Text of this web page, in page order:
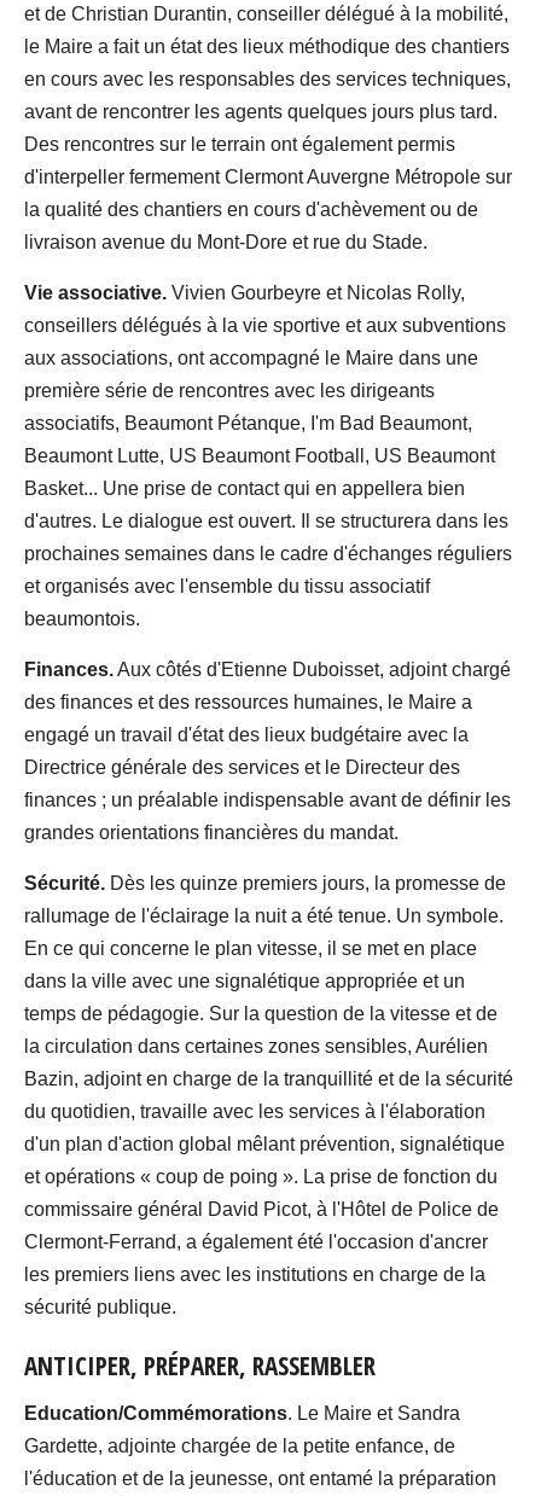
et de Christian Durantin, conseiller délégué à la mobilité,
le Maire a fait un état des lieux méthodique des chantiers
en cours avec les responsables des services techniques,
avant de rencontrer les agents quelques jours plus tard.
Des rencontres sur le terrain ont également permis
d'interpeller fermement Clermont Auvergne Métropole sur
la qualité des chantiers en cours d'achèvement ou de
livraison avenue du Mont-Dore et rue du Stade.
Vie associative. Vivien Gourbeyre et Nicolas Rolly,
conseillers délégués à la vie sportive et aux subventions
aux associations, ont accompagné le Maire dans une
première série de rencontres avec les dirigeants
associatifs, Beaumont Pétanque, I'm Bad Beaumont,
Beaumont Lutte, US Beaumont Football, US Beaumont
Basket... Une prise de contact qui en appellera bien
d'autres. Le dialogue est ouvert. Il se structurera dans les
prochaines semaines dans le cadre d'échanges réguliers
et organisés avec l'ensemble du tissu associatif
beaumontois.
Finances.Aux côtés d'Etienne Duboisset, adjoint chargé
des finances et des ressources humaines, le Maire a
engagé un travail d'état des lieux budgétaire avec la
Directrice générale des services et le Directeur des
finances ; un préalable indispensable avant de définir les
grandes orientations financières du mandat.
Sécurité. Dès les quinze premiers jours, la promesse de
rallumage de l'éclairage la nuit a été tenue. Un symbole.
En ce qui concerne le plan vitesse, il se met en place
dans la ville avec une signalétique appropriée et un
temps de pédagogie. Sur la question de la vitesse et de
la circulation dans certaines zones sensibles, Aurélien
Bazin, adjoint en charge de la tranquillité et de la sécurité
du quotidien, travaille avec les services à l'élaboration
d'un plan d'action global mêlant prévention, signalétique
et opérations « coup de poing ». La prise de fonction du
commissaire général David Picot, à l'Hôtel de Police de
Clermont-Ferrand, a également été l'occasion d'ancrer
les premiers liens avec les institutions en charge de la
sécurité publique.
ANTICIPER, PRÉPARER, RASSEMBLER
Education/Commémorations. Le Maire et Sandra
Gardette, adjointe chargée de la petite enfance, de
l'éducation et de la jeunesse, ont entamé la préparation